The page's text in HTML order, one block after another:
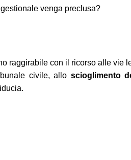
venga preclusa?
raggirabile con il ricorso alle vie
civile, allo scioglimento